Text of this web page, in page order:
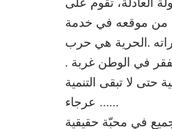
العادلة، تقوم على
من موقعه في خدمة
.الحرية هي حرب
في الوطن غربة .
حتى لا تبقى التنمية
عرجاء ……
في محبّة حقيقية